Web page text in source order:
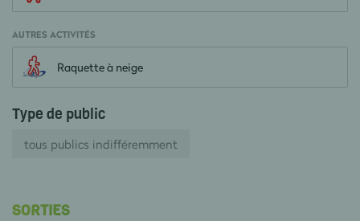
AUTRES ACTIVITÉS
Raquette à neige
Type de public
tous publics indifféremment
SORTIES